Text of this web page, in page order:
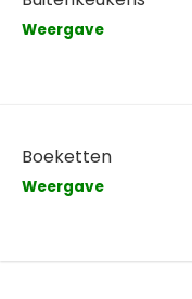
Weergave
Boeketten
Weergave